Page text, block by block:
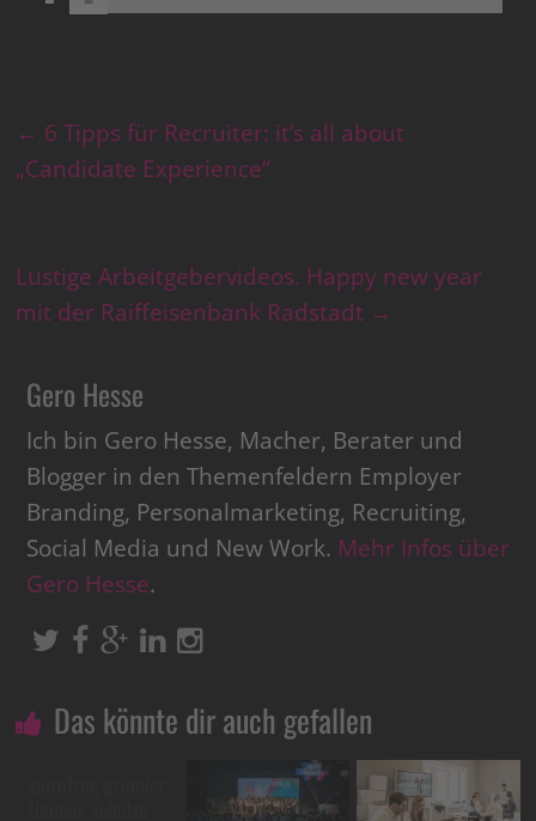
← 6 Tipps für Recruiter: it’s all about
„Candidate Experience“
Lustige Arbeitgebervideos. Happy new year
mit der Raiffeisenbank Radstadt →
Gero Hesse
Ich bin Gero Hesse, Macher, Berater und
Blogger in den Themenfeldern Employer
Branding, Personalmarketing, Recruiting,
Social Media und New Work. Mehr Infos über
Gero Hesse.
Das könnte dir auch gefallen